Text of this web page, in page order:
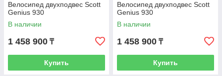
Велосипед двухподвес Scott
Genius 930
В наличии
1 458 900 ₸
Купить
Велосипед двухподвес Scott
Genius 930
В наличии
1 458 900 ₸
Купить